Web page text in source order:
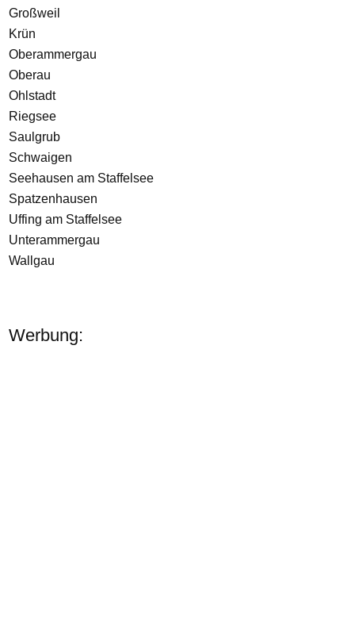
Großweil
Krün
Oberammergau
Oberau
Ohlstadt
Riegsee
Saulgrub
Schwaigen
Seehausen am Staffelsee
Spatzenhausen
Uffing am Staffelsee
Unterammergau
Wallgau
Werbung: